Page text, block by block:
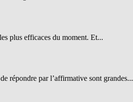
plus efficaces du moment. Et...
répondre par l’affirmative sont